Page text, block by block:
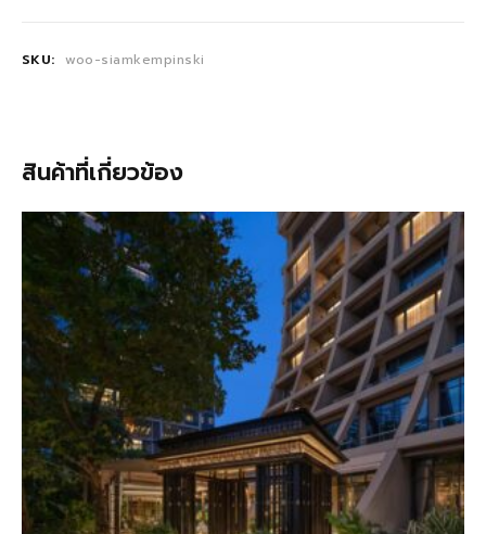
SKU: woo-siamkempinski
สินค้าที่เกี่ยวข้อง